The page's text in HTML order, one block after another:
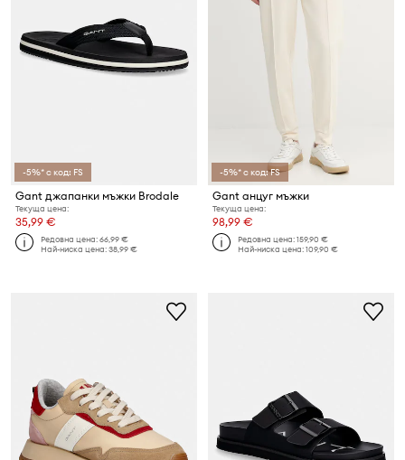
-5%* с код: FS
Gant джапанки мъжки Brodale
Текуща цена:
35,99 €
Редовна цена:66,99 €
Най-ниска цена:38,99 €
-5%* с код: FS
Gant анцуг мъжки
Текуща цена:
98,99 €
Редовна цена:159,90 €
Най-ниска цена:109,90 €